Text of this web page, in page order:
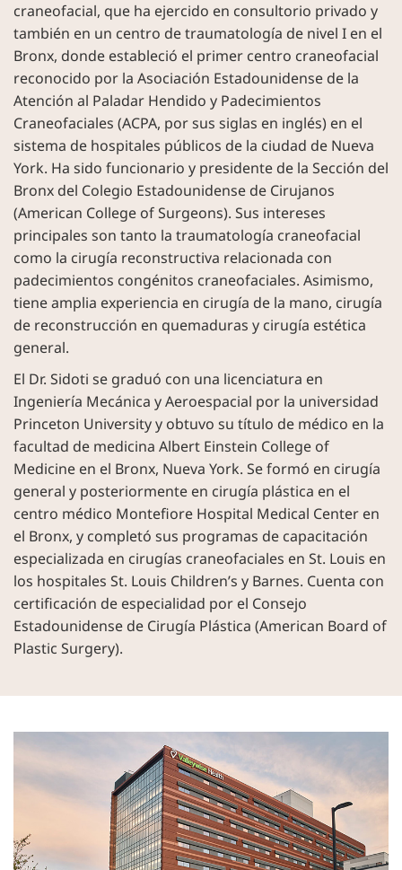
craneofacial, que ha ejercido en consultorio privado y
también en un centro de traumatología de nivel I en el
Bronx, donde estableció el primer centro craneofacial
reconocido por la Asociación Estadounidense de la
Atención al Paladar Hendido y Padecimientos
Craneofaciales (ACPA, por sus siglas en inglés) en el
sistema de hospitales públicos de la ciudad de Nueva
York. Ha sido funcionario y presidente de la Sección del
Bronx del Colegio Estadounidense de Cirujanos
(American College of Surgeons). Sus intereses
principales son tanto la traumatología craneofacial
como la cirugía reconstructiva relacionada con
padecimientos congénitos craneofaciales. Asimismo,
tiene amplia experiencia en cirugía de la mano, cirugía
de reconstrucción en quemaduras y cirugía estética
general.
El Dr. Sidoti se graduó con una licenciatura en
Ingeniería Mecánica y Aeroespacial por la universidad
Princeton University y obtuvo su título de médico en la
facultad de medicina Albert Einstein College of
Medicine en el Bronx, Nueva York. Se formó en cirugía
general y posteriormente en cirugía plástica en el
centro médico Montefiore Hospital Medical Center en
el Bronx, y completó sus programas de capacitación
especializada en cirugías craneofaciales en St. Louis en
los hospitales St. Louis Children’s y Barnes. Cuenta con
certificación de especialidad por el Consejo
Estadounidense de Cirugía Plástica (American Board of
Plastic Surgery).